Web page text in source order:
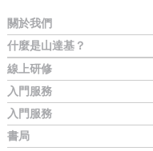
關於我們
什麼是山達基？
線上研修
入門服務
入門服務
書局